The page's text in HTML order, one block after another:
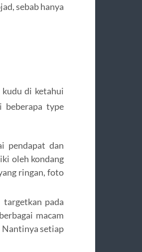
sebab hanya
di ketahui
beberapa type
pendapat dan
oleh kondang
ringan, foto
pada
macam
setiap